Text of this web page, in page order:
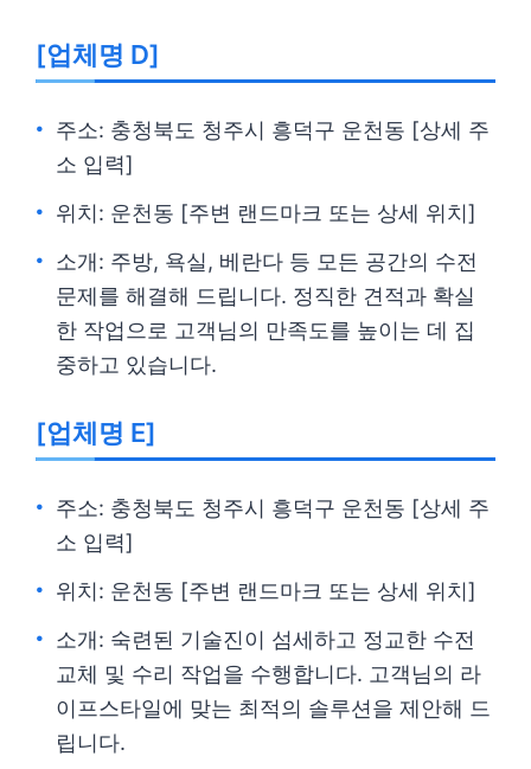
[업체명 D]
주소: 충청북도 청주시 흥덕구 운천동 [상세 주
소 입력]
위치: 운천동 [주변 랜드마크 또는 상세 위치]
소개: 주방, 욕실, 베란다 등 모든 공간의 수전
문제를 해결해 드립니다. 정직한 견적과 확실
한 작업으로 고객님의 만족도를 높이는 데 집
중하고 있습니다.
[업체명 E]
주소: 충청북도 청주시 흥덕구 운천동 [상세 주
소 입력]
위치: 운천동 [주변 랜드마크 또는 상세 위치]
소개: 숙련된 기술진이 섬세하고 정교한 수전
교체 및 수리 작업을 수행합니다. 고객님의 라
이프스타일에 맞는 최적의 솔루션을 제안해 드
립니다.